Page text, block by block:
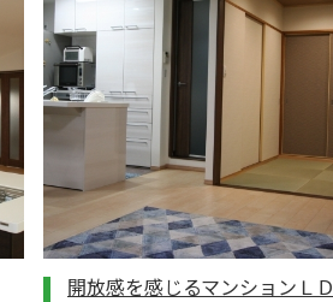
開放感を感じるマンションＬＤ